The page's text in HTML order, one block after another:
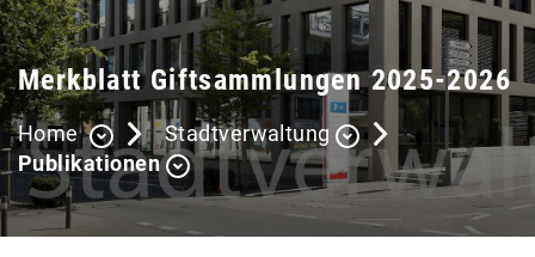
Merkblatt Giftsammlungen 2025-2026
Home
Stadtverwaltung
Publikationen